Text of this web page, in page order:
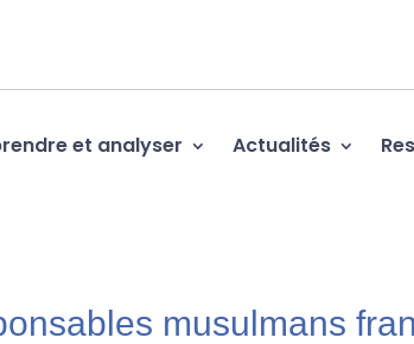
et analyser Actualités
musulmans